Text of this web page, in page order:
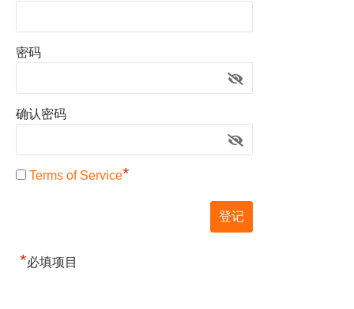
密码
确认密码
Terms of Service*
*必填项目